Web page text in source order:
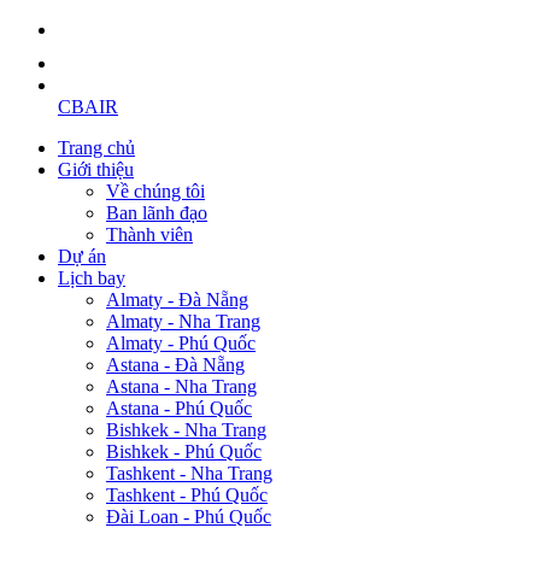
CBAIR
Trang chủ
Giới thiệu
Về chúng tôi
Ban lãnh đạo
Thành viên
Dự án
Lịch bay
Almaty - Đà Nẵng
Almaty - Nha Trang
Almaty - Phú Quốc
Astana - Đà Nẵng
Astana - Nha Trang
Astana - Phú Quốc
Bishkek - Nha Trang
Bishkek - Phú Quốc
Tashkent - Nha Trang
Tashkent - Phú Quốc
Đài Loan - Phú Quốc